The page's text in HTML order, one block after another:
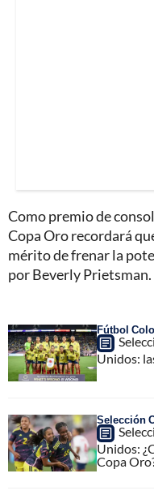
Como premio de
Copa Oro recordará
mérito de frenar la
por Beverly Prietsman.
Fútbol
Unidos:
Selección
Unidos:
Copa